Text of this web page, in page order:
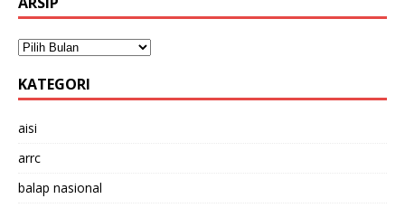
KATEGORI
aisi
arrc
balap nasional